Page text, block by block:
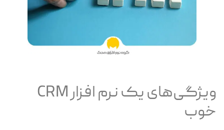
ویژگی‌های یک نرم افزار CRM
خوب